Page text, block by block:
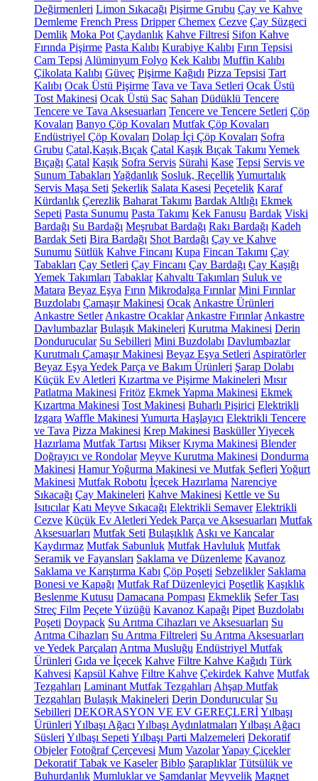
Değirmenleri Limon Sıkacağı Pişirme Grubu Çay ve Kahve
Demleme French Press Dripper Chemex Cezve Çay Süzgeci
Demlik Moka Pot Çaydanlık Kahve Filtresi Sifon Kahve
Fırında Pişirme Pasta Kalıbı Kurabiye Kalıbı Fırın Tepsisi
Cam Tepsi Alüminyum Folyo Kek Kalıbı Muffin Kalıbı
Çikolata Kalıbı Güveç Pişirme Kağıdı Pizza Tepsisi Tart
Kalıbı Ocak Üstü Pişirme Tava ve Tava Setleri Ocak Üstü
Tost Makinesi Ocak Üstü Sac Sahan Düdüklü Tencere
Tencere ve Tava Aksesuarları Tencere ve Tencere Setleri Çöp
Kovaları Banyo Çöp Kovaları Mutfak Çöp Kovaları
Endüstriyel Çöp Kovaları Dolap İçi Çöp Kovaları Sofra
Grubu Çatal,Kaşık,Bıçak Çatal Kaşık Bıçak Takımı Yemek
Bıçağı Çatal Kaşık Sofra Servis Sürahi Kase Tepsi Servis ve
Sunum Tabakları Yağdanlık Sosluk, ReçellikYumurtalık
Servis Maşa Seti Şekerlik Salata Kasesi Peçetelik Karaf
Kürdanlık Çerezlik Baharat Takımı Bardak Altlığı Ekmek
Sepeti Pasta Sunumu Pasta Takımı Kek Fanusu Bardak Viski
Bardağı Su Bardağı Meşrubat Bardağı Rakı Bardağı Kadeh
Bardak Seti Bira Bardağı Shot Bardağı Çay ve Kahve
Sunumu Sütlük Kahve Fincanı Kupa Fincan Takımı Çay
Tabakları Çay Setleri Çay Fincanı Çay Bardağı Çay Kaşığı
Yemek Takımları Tabaklar Kahvaltı Takımları Suluk ve
Matara Beyaz Eşya Fırın Mikrodalga Fırınlar Mini Fırınlar
Buzdolabı Çamaşır Makinesi Ocak Ankastre Ürünleri
Ankastre Setler Ankastre Ocaklar Ankastre Fırınlar Ankastre
Davlumbazlar Bulaşık Makineleri Kurutma Makinesi Derin
Dondurucular Su Sebilleri Mini Buzdolabı Davlumbazlar
Kurutmalı Çamaşır Makinesi Beyaz Eşya Setleri Aspiratörler
Beyaz Eşya Yedek Parça ve Bakım Ürünleri Şarap Dolabı
Küçük Ev Aletleri Kızartma ve Pişirme Makineleri Mısır
Patlatma Makinesi Fritöz Ekmek Yapma Makinesi Ekmek
Kızartma Makinesi Tost Makinesi Buharlı Pişirici Elektrikli
Izgara Waffle Makinesi Yumurta Haşlayıcı Elektrikli Tencere
ve Tava Pizza Makinesi Krep Makinesi BasküllerYiyecek
Hazırlama Mutfak Tartısı Mikser Kıyma Makinesi Blender
Doğrayıcı ve Rondolar Meyve Kurutma Makinesi Dondurma
Makinesi Hamur Yoğurma Makinesi ve Mutfak Şefleri Yoğurt
Makinesi Mutfak Robotu İçecek Hazırlama Narenciye
Sıkacağı Çay Makineleri Kahve Makinesi Kettle ve Su
Isıtıcılar Katı Meyve Sıkacağı Elektrikli Semaver Elektrikli
Cezve Küçük Ev Aletleri Yedek Parça ve Aksesuarları Mutfak
Aksesuarları Mutfak Seti Bulaşıklık Askı ve Kancalar
Kaydırmaz Mutfak Sabunluk Mutfak Havluluk Mutfak
Seramik ve Fayansları Saklama ve Düzenleme Kavanoz
Saklama ve Karıştırma Kabı Çöp Poşeti Sebzelikler Saklama
Bonesi ve Kapağı Mutfak Raf Düzenleyici Poşetlik Kaşıklık
Beslenme Kutusu Damacana Pompası Ekmeklik Sefer Tası
Streç Film Peçete Yüzüğü Kavanoz Kapağı Pipet Buzdolabı
Poşeti Doypack Su Arıtma Cihazları ve Aksesuarları Su
Arıtma Cihazları Su Arıtma Filtreleri Su Arıtma Aksesuarları
ve Yedek Parçaları Arıtma Musluğu Endüstriyel Mutfak
Ürünleri Gıda ve İçecek Kahve Filtre Kahve Kağıdı Türk
Kahvesi Kapsül Kahve Filtre Kahve Çekirdek Kahve Mutfak
Tezgahları Laminant Mutfak Tezgahları Ahşap Mutfak
Tezgahları Bulaşık Makineleri Derin Dondurucular Su
Sebilleri DEKORASYON VE EV GEREÇLERİYılbaşı
Ürünleri Yılbaşı Ağacı Yılbaşı Aydınlatmaları Yılbaşı Ağacı
Süsleri Yılbaşı Sepeti Yılbaşı Parti Malzemeleri Dekoratif
Objeler Fotoğraf Çerçevesi Mum VazolarYapay Çiçekler
Dekoratif Tabak ve Kaseler Biblo Şaraplıklar Tütsülük ve
Buhurdanlık Mumluklar ve Şamdanlar Meyvelik Magnet